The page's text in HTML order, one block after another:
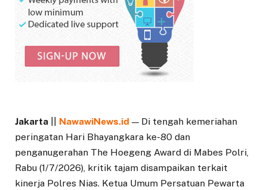
Jakarta NawawiNews.id — Di tengah kemeriahan
peringatan Hari Bhayangkara ke-80 dan
penganugerahan The Hoegeng Award di Mabes Polri,
Rabu (1/7/2026), kritik tajam disampaikan terkait
kinerja Polres Nias. Ketua Umum Persatuan Pewarta